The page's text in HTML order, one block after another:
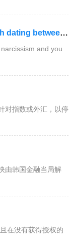
two types of nar
and you
对指数或外汇，以停
由韩国金融当局解
在没有获得授权的